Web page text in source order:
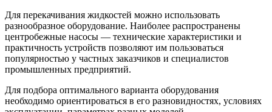
Для перекачивания жидкостей можно использовать
разнообразное оборудование. Наиболее распространены
центробежные насосы — технические характеристики и
практичность устройств позволяют им пользоваться
популярностью у частных заказчиков и специалистов
промышленных предприятий.
Для подбора оптимального варианта оборудования
необходимо ориентироваться в его разновидностях, условиях